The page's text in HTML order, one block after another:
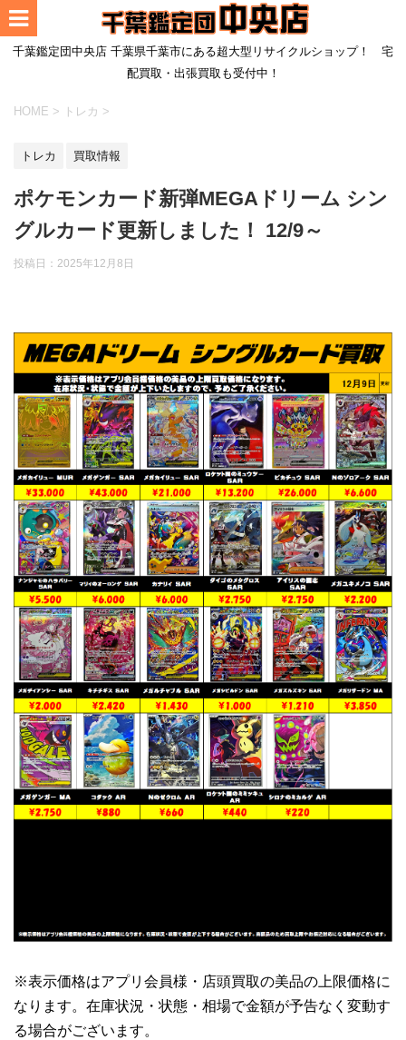
千葉鑑定団中央店 千葉県千葉市にある超大型リサイクルショップ！ 宅
配買取・出張買取も受付中！
HOME > トレカ >
トレカ 買取情報
ポケモンカード新弾MEGAドリーム シン
グルカード更新しました！ 12/9～
投稿日： 2025年12月8日
※表示価格はアプリ会員様・店頭買取の美品の上限価格に
なります。在庫状況・状態・相場で金額が予告なく変動す
る場合がございます。